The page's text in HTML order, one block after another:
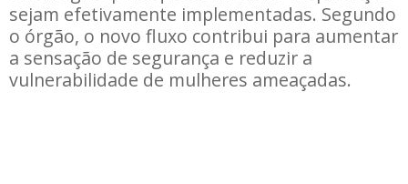
sejam efetivamente implementadas. Segundo
o órgão, o novo fluxo contribui para aumentar
a sensação de segurança e reduzir a
vulnerabilidade de mulheres ameaçadas.